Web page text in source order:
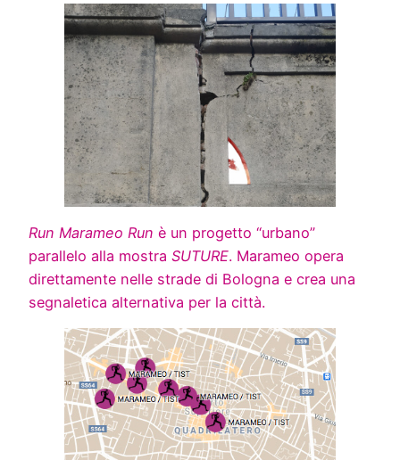
Run Marameo Run è un progetto “urbano”
parallelo alla mostra SUTURE. Marameo opera
direttamente nelle strade di Bologna e crea una
segnaletica alternativa per la città.